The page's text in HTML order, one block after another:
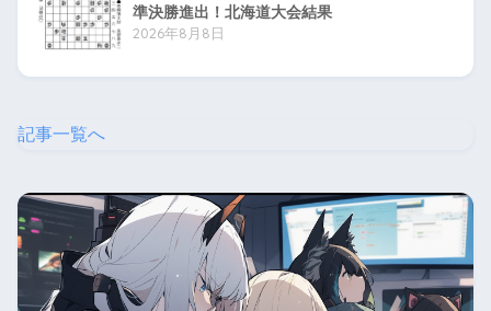
準決勝進出！北海道大会結果
2026年8月8日
記事一覧へ